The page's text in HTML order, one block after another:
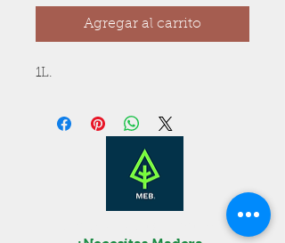
Agregar al carrito
1L.